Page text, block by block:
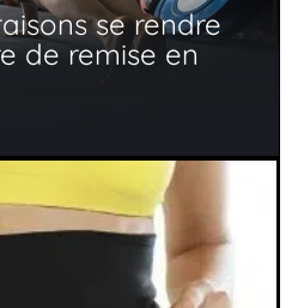
se rendre
de remise en